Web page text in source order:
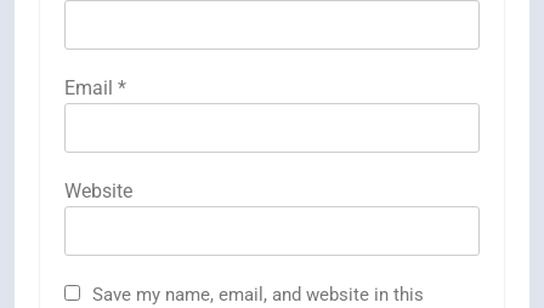
Email *
Website
Save my name, email, and website in this